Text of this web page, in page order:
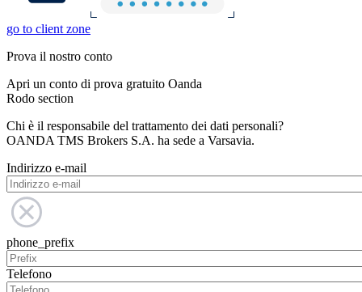
go to client zone
Prova il nostro conto
Apri un conto di prova gratuito Oanda
Rodo section
Chi è il responsabile del trattamento dei dati personali?
OANDA TMS Brokers S.A. ha sede a Varsavia.
Indirizzo e-mail
phone_prefix
Telefono